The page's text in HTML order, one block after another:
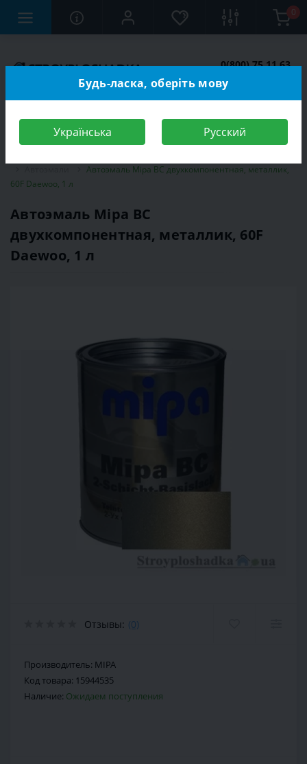
0
0(800) 75 11 63
Автоэмаль Mipa BC двухкомпонентная, металлик,
60F Daewoo, 1 л
Автоэмаль Mipa BC
двухкомпонентная, металлик, 60F
Daewoo, 1 л
Отзывы: (0)
Производитель: MIPA
Код товара: 15944535
Наличие: Ожидаем поступления
Будь-ласка, оберіть мову
Українська Русский